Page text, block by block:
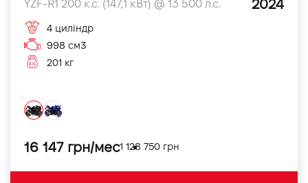
YZF-R1 200 к.с. (147,1 кВт) @ 13 500 л.с. 2024
4 циліндр
998 см3
201 кг
16 147 грн/мес1 128 750 грн